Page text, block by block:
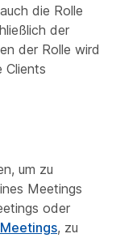
die Rolle
der
der Rolle wird
Clients
um zu
Meetings
oder
, zu